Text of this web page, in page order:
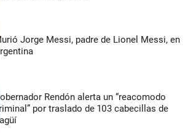
Jorge Messi, padre de Lionel Messi, en
Rendón alerta un “reacomodo
por traslado de 103 cabecillas de